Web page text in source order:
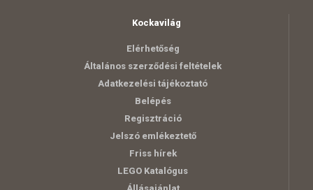
Kockavilág
Elérhetőség
Általános szerződési feltételek
Adatkezelési tájékoztató
Belépés
Regisztráció
Jelszó emlékeztető
Friss hírek
LEGO Katalógus